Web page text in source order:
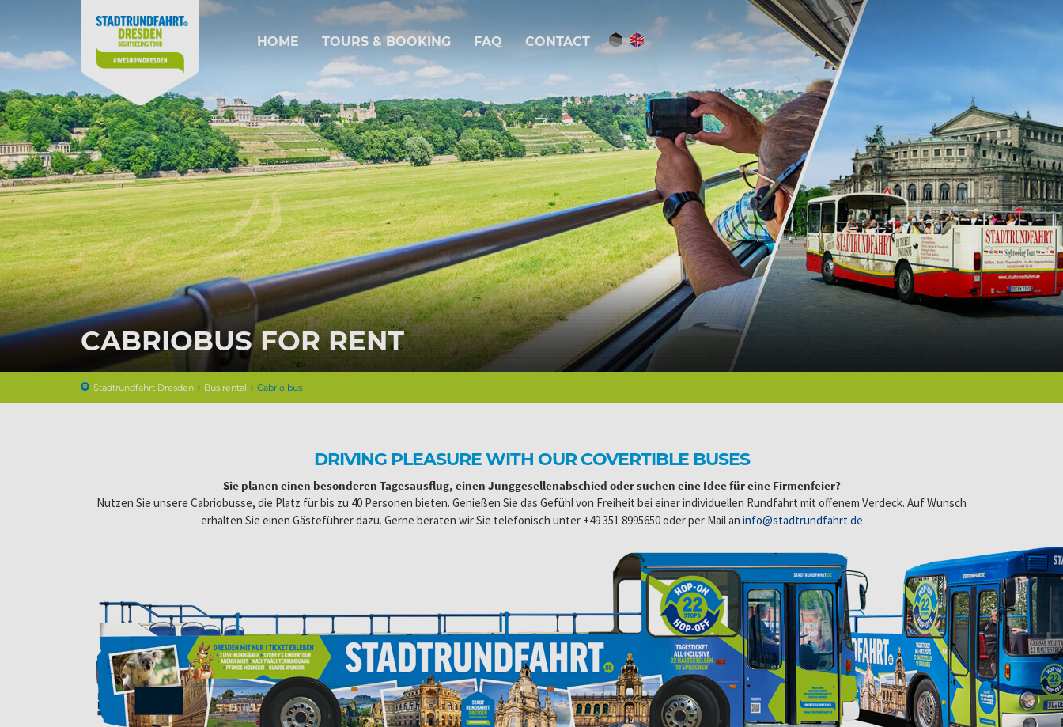
HOME TOURS & BOOKING FAQ CONTACT
CABRIOBUS FOR RENT
Stadtrundfahrt Dresden Bus rental Cabrio bus
DRIVING PLEASURE WITH OUR COVERTIBLE BUSES
Sie planen einen besonderen Tagesausflug, einen Junggesellenabschied oder suchen eine Idee für eine Firmenfeier?
Nutzen Sie unsere Cabriobusse, die Platz für bis zu 40 Personen bieten. Genießen Sie das Gefühl von Freiheit bei einer individuellen Rundfahrt mit offenem Verdeck. Auf Wunsch
erhalten Sie einen Gästeführer dazu. Gerne beraten wir Sie telefonisch unter +49 351 8995650 oder per Mail an info@stadtrundfahrt.de